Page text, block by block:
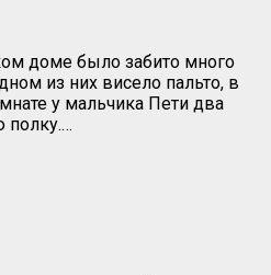
доме было забито много
из них висело пальто, в
у мальчика Пети два
полку.…